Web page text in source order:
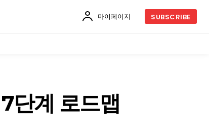
마이페이지 SUBSCRIBE
단계 로드맵